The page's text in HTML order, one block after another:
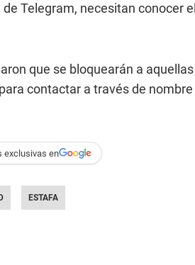
Telegram, necesitan conocer
que se bloquearán a
contactar a través de
exclusivas en
ESTAFA